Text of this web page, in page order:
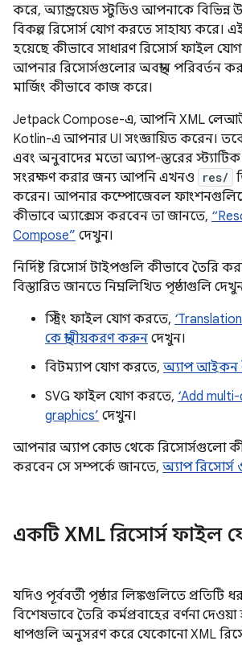
করে, অ্যান্ড্রয়েড স্টুডিও আপনাকে বিভিন্ন
বিকল্প রিসোর্স যোগ করতে সাহায্য করে। এই
হয়েছে কীভাবে সাধারণ রিসোর্স ফাইল
আপনার রিসোর্সগুলোর অবস্থান পরিবর্তন
মার্জিং কীভাবে কাজ করে।
Jetpack Compose-এ, আপনি XML
Kotlin-এ আপনার UI সংজ্ঞায়িত করেন।
এবং অনুবাদের মতো অ্যাপ-স্তরের
সংরক্ষণ করার জন্য আপনি এখনও
res/
করেন। আপনার কম্পোজেবল
কীভাবে অ্যাক্সেস করবেন তা জানতে,
Compose” দেখুন।
নির্দিষ্ট রিসোর্স টাইপগুলি কীভাবে তৈরি
বিস্তারিত জানতে নিম্নলিখিত পৃষ্ঠাগুলি
স্ট্রিং ফাইল যোগ করতে,
কে স্থানীয়করণ করুন দেখুন।
বিটম্যাপ যোগ করতে, অ্যাপ আইকন
SVG ফাইল যোগ করতে, ‘Add
graphics’ দেখুন।
আপনার অ্যাপ কোড থেকে রিসোর্সগুলো
করবেন সে সম্পর্কে জানতে, অ্যাপ রিসোর্স
একটি XML রিসোর্স ফাইল
যদিও পূর্ববর্তী পৃষ্ঠার লিঙ্কগুলিতে প্রতিটি
বিশেষভাবে তৈরি কর্মপ্রবাহের বর্ণনা
ধাপগুলি অনুসরণ করে যেকোনো XML